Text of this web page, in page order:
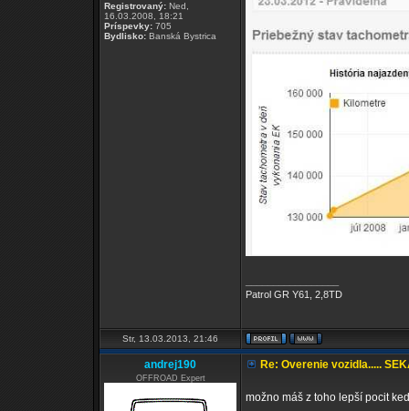
Registrovaný: Ned,
16.03.2008, 18:21
Príspevky: 705
Bydlisko: Banská Bystrica
Patrol GR Y61, 2,8TD
Str, 13.03.2013, 21:46
andrej190
OFFROAD Expert
Re: Overenie vozidla.....
možno máš z toho lepší pocit